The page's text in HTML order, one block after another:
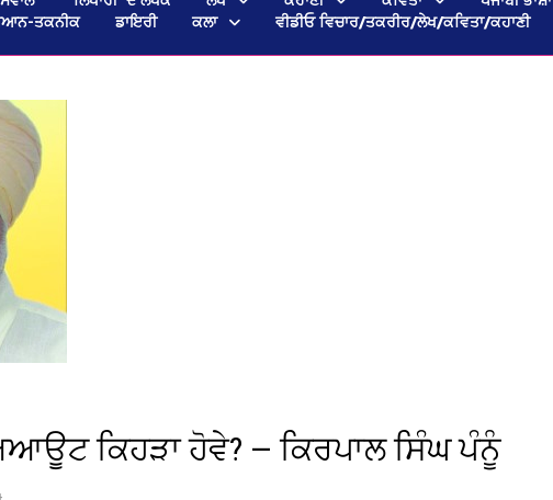
ਤਕਨੀਕ ਡਾਇਰੀ ਕਲਾ ਵੀਡੀਓ ਵਿਚਾਰ/ਤਕਰੀਰ/ਲੇਖ/ਕਵਿਤਾ/ਕਹਾਣੀ
ਕਿਹੜਾ ਹੋਵੇ? — ਕਿਰਪਾਲ ਸਿੰਘ ਪੰਨੂੰ